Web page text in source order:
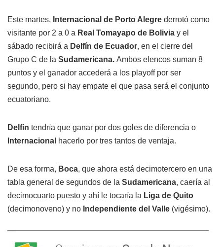
Este martes, Internacional de Porto Alegre derrotó como
visitante por 2 a 0 a Real Tomayapo de Bolivia y el
sábado recibirá a Delfín de Ecuador, en el cierre del
Grupo C de la Sudamericana. Ambos elencos suman 8
puntos y el ganador accederá a los playoff por ser
segundo, pero si hay empate el que pasa será el conjunto
ecuatoriano.
Delfín tendría que ganar por dos goles de diferencia o
Internacional hacerlo por tres tantos de ventaja.
De esa forma, Boca, que ahora está decimotercero en una
tabla general de segundos de la Sudamericana, caería al
decimocuarto puesto y ahí le tocaría la Liga de Quito
(decimonoveno) y no Independiente del Valle (vigésimo).